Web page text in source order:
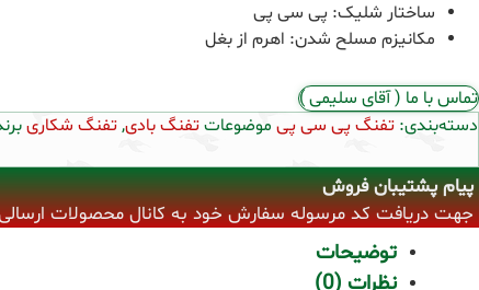
ساختار شلیک: پی سی پی
مکانیزم مسلح شدن: اهرم از بغل
تماس با ما ( آقای سلیمی )
دسته‌بندی: تفنگ پی سی پی موضوعاتتفنگ بادی,تفنگ شکاری
پیام پشتیبان فروش
جهت دریافت کد مرسوله سفارش خود به کانال محصولات ارسالی
توضیحات
نظرات (0)